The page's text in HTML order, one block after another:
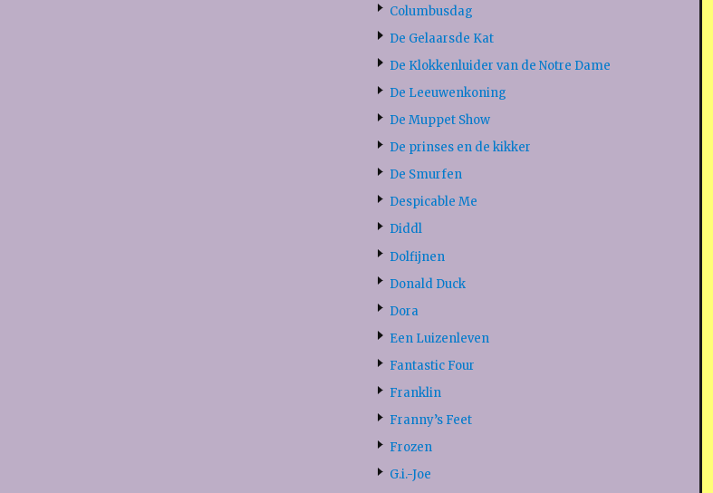
Columbusdag
De Gelaarsde Kat
De Klokkenluider van de Notre Dame
De Leeuwenkoning
De Muppet Show
De prinses en de kikker
De Smurfen
Despicable Me
Diddl
Dolfijnen
Donald Duck
Dora
Een Luizenleven
Fantastic Four
Franklin
Franny’s Feet
Frozen
G.i.-Joe